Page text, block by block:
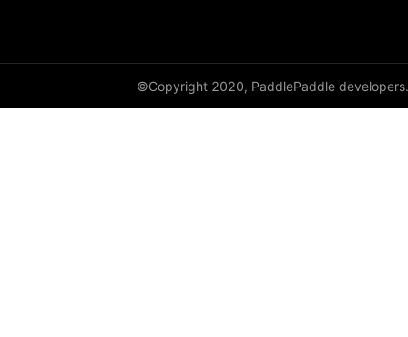
©Copyright 2020, PaddlePaddle developers.